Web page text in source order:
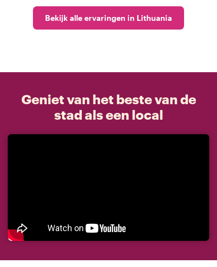
Bekijk alle ervaringen in Lithuania
Geniet van het beste van de
stad als een local